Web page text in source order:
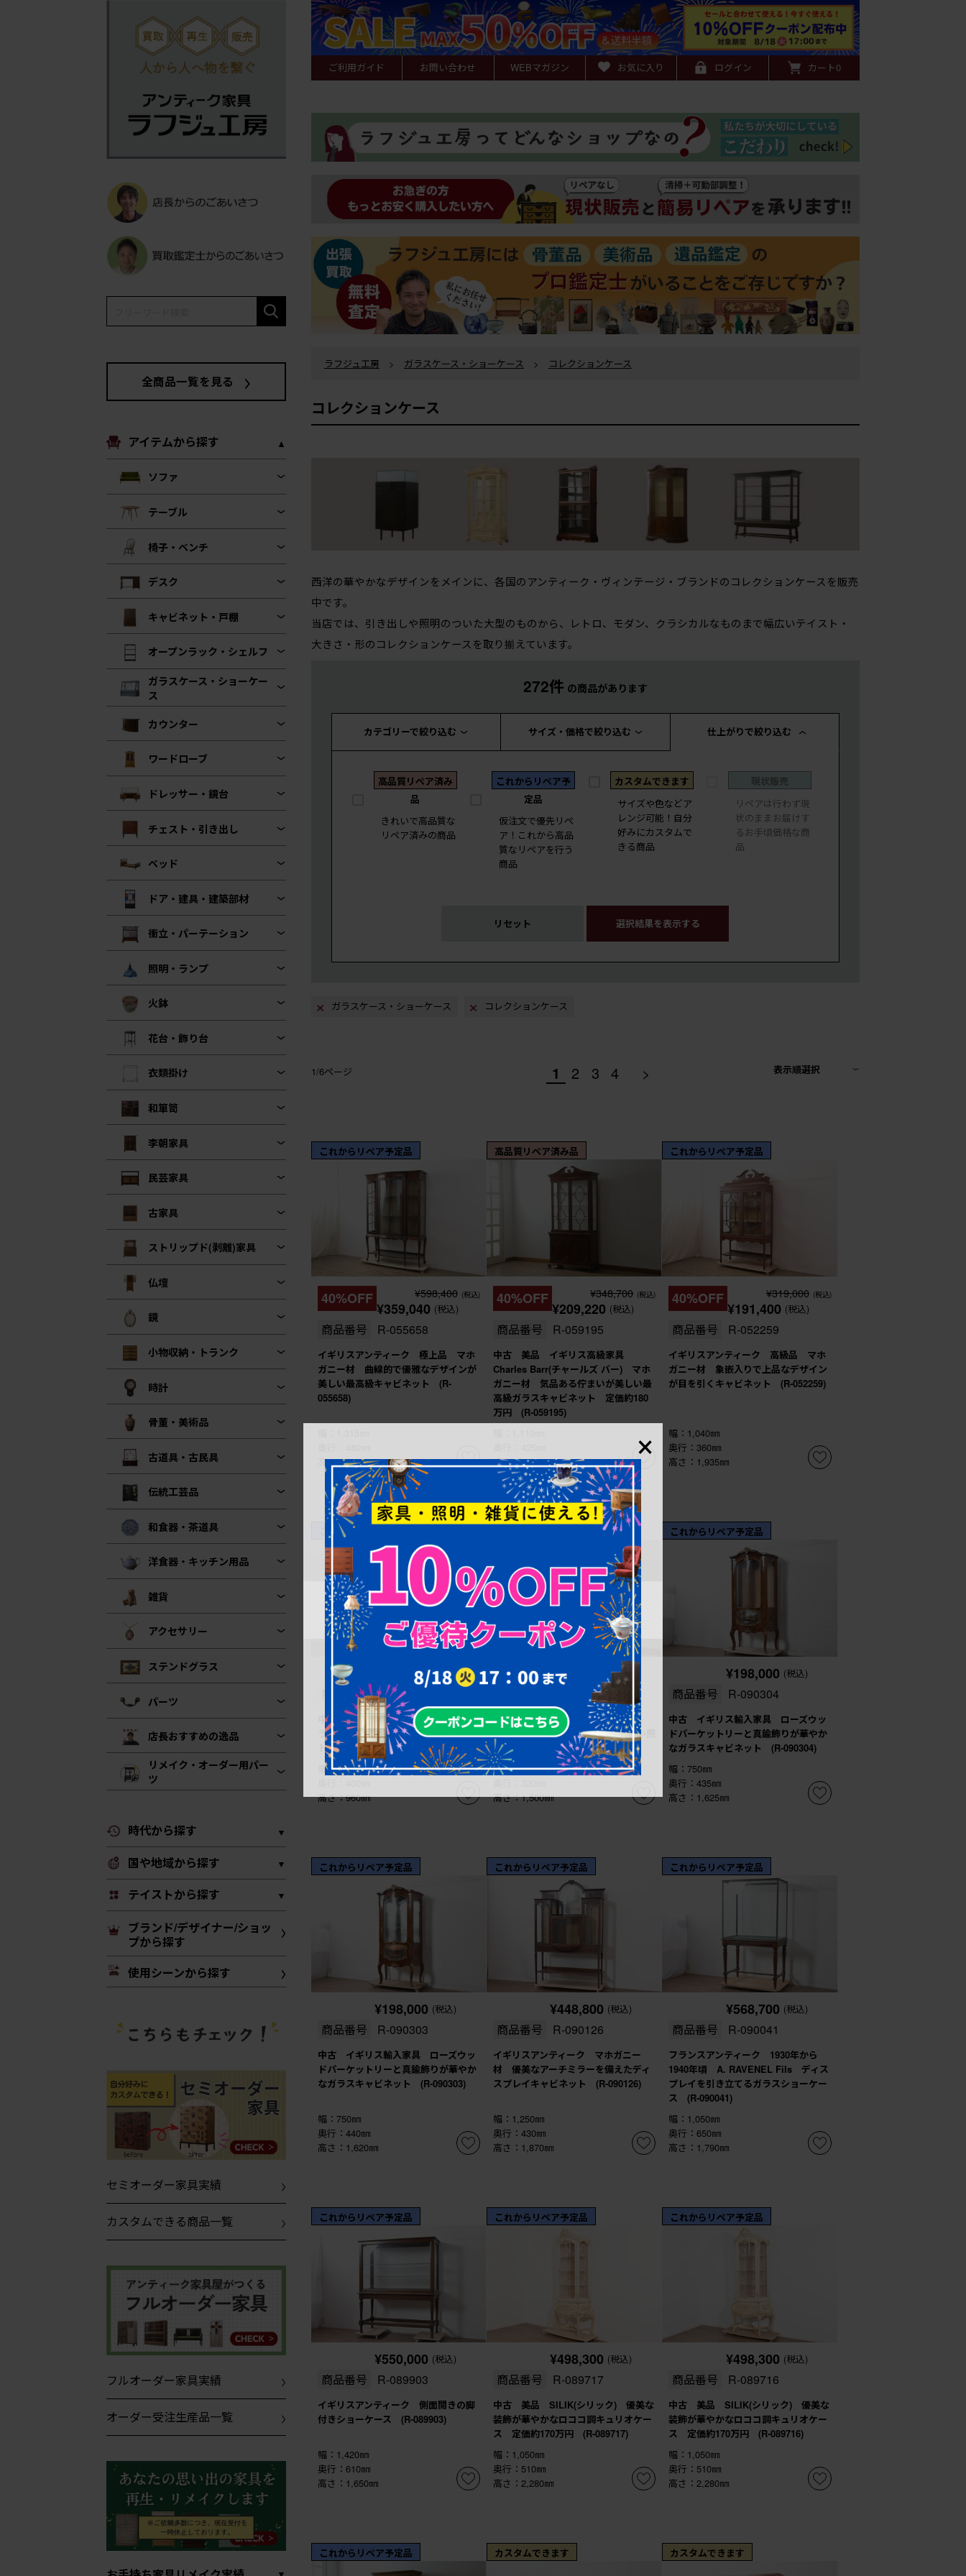
全商品一覧を見る
アイテムから探す
ソファ
テーブル
椅子・ベンチ
デスク
キャビネット・戸棚
オープンラック・シェルフ
ガラスケース・ショーケー
ス
カウンター
ワードローブ
ドレッサー・鏡台
チェスト・引き出し
ベッド
ドア・建具・建築部材
衝立・パーテーション
照明・ランプ
火鉢
花台・飾り台
衣類掛け
和箪笥
李朝家具
民芸家具
古家具
ストリップド(剥離)家具
仏壇
鏡
小物収納・トランク
時計
骨董・美術品
古道具・古民具
伝統工芸品
和食器・茶道具
洋食器・キッチン用品
雑貨
アクセサリー
ステンドグラス
パーツ
店長おすすめの逸品
リメイク・オーダー用パー
ツ
時代から探す
国や地域から探す
テイストから探す
ブランド/デザイナー/ショッ
プから探す
使用シーンから探す
セミオーダー家具実績
カスタムできる商品一覧
フルオーダー家具実績
オーダー受注生産品一覧
ご利用ガイド お問い合わせ WEBマガジン お気に入り ログイン カート0
ラフジュ工房 > ガラスケース・ショーケース > コレクションケース
コレクションケース
西洋の華やかなデザインをメインに、各国のアンティーク・ヴィンテージ・ブランドのコレクションケースを販売
中です。
当店では、引き出しや照明のついた大型のものから、レトロ、モダン、クラシカルなものまで幅広いテイスト・
大きさ・形のコレクションケースを取り揃えています。
272件 の商品があります
カテゴリーで絞り込む サイズ・価格で絞り込む 仕上がりで絞り込む
高品質リペア済み
品
きれいで高品質な
リペア済みの商品
これからリペア予
定品
仮注文で優先リペ
ア！これから高品
質なリペアを行う
商品
カスタムできます
サイズや色などア
レンジ可能！自分
好みにカスタムで
きる商品
現状販売
リペアは行わず現
状のままお届けす
るお手頃価格な商
品
リセット 選択結果を表示する
ガラスケース・ショーケース コレクションケース
1/6ページ 表示順選択
1 2 3 4 >
これからリペア予定品
40%OFF ¥598,400 (税込)
¥359,040 (税込)
商品番号 R-055658
イギリスアンティーク 極上品 マホ
ガニー材 曲線的で優雅なデザインが
美しい最高級キャビネット (R-
055658)
高さ：1,895㎜
高品質リペア済み品
40%OFF ¥348,700 (税込)
¥209,220 (税込)
商品番号 R-059195
中古 美品 イギリス高級家具
Charles Barr(チャールズ バー) マホ
ガニー材 気品ある佇まいが美しい最
高級ガラスキャビネット 定価約180
万円 (R-059195)
高さ：2,215㎜
これからリペア予定品
40%OFF ¥319,000 (税込)
¥191,400 (税込)
商品番号 R-052259
イギリスアンティーク 高級品 マホ
ガニー材 象嵌入りで上品なデザイン
が目を引くキャビネット (R-052259)
幅：1,040㎜
奥行：360㎜
高さ：1,935㎜
これからリペア予定品
¥99,000 (税込)
商品番号 R-090380
中古 美品 イタリア 波打つ曲げガ
ラス入りの上品なガラスキャビネッ
ト (R-090380)
幅：890㎜
高さ：960㎜
¥229,900 (税込)
R-090324
中古 美品 ノルウェー製 Nesje
AS チーク材 明るい木肌が美しい照
明付きキャビネット (R-090324)
幅：725㎜
高さ：1,500㎜
これからリペア予定品
¥198,000 (税込)
商品番号 R-090304
中古 イギリス輸入家具 ローズウッ
ドパーケットリーと真鍮飾りが華やか
なガラスキャビネット (R-090304)
幅：750㎜
奥行：435㎜
高さ：1,625㎜
これからリペア予定品
¥198,000 (税込)
商品番号 R-090303
中古 イギリス輸入家具 ローズウッ
ドパーケットリーと真鍮飾りが華やか
なガラスキャビネット (R-090303)
幅：750㎜
奥行：440㎜
高さ：1,620㎜
これからリペア予定品
¥448,800 (税込)
商品番号 R-090126
イギリスアンティーク マホガニー
材 優美なアーチミラーを備えたディ
スプレイキャビネット (R-090126)
幅：1,250㎜
奥行：430㎜
高さ：1,870㎜
これからリペア予定品
¥568,700 (税込)
商品番号 R-090041
フランスアンティーク 1930年から
1940年頃 A. RAVENEL Fils ディス
プレイを引き立てるガラスショーケー
ス (R-090041)
幅：1,050㎜
奥行：650㎜
高さ：1,790㎜
これからリペア予定品
¥550,000 (税込)
商品番号 R-089903
イギリスアンティーク 側面開きの脚
付きショーケース (R-089903)
幅：1,420㎜
奥行：610㎜
高さ：1,650㎜
これからリペア予定品
¥498,300 (税込)
商品番号 R-089717
中古 美品 SILIK(シリック) 優美な
装飾が華やかなロココ調キュリオケー
ス 定価約170万円 (R-089717)
幅：1,050㎜
奥行：510㎜
高さ：2,280㎜
これからリペア予定品
¥498,300 (税込)
商品番号 R-089716
中古 美品 SILIK(シリック) 優美な
装飾が華やかなロココ調キュリオケー
ス 定価約170万円 (R-089716)
幅：1,050㎜
奥行：510㎜
高さ：2,280㎜
これからリペア予定品 カスタムできます カスタムできます
×